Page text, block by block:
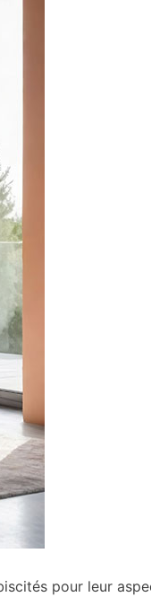
pour leur